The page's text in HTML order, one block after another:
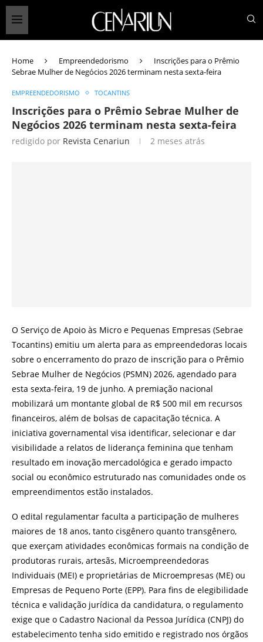
Home Empreendedorismo
Inscrições para o Prêmio
Sebrae Mulher de Negócios 2026 terminam nesta sexta-feira
EMPREENDEDORISMO TOCANTINS
Inscrições para o Prêmio Sebrae Mulher de
Negócios 2026 terminam nesta sexta-feira
redigido por Revista Cenariun 2 meses atrás
O Serviço de Apoio às Micro e Pequenas Empresas (Sebrae
Tocantins) emitiu um alerta para as empreendedoras locais
sobre o encerramento do prazo de inscrição para o Prêmio
Sebrae Mulher de Negócios (PSMN) 2026, agendado para
esta sexta-feira, 19 de junho. A premiação nacional
mobilizará um montante global de R$ 500 mil em recursos
financeiros, além de bolsas de capacitação técnica. A
iniciativa governamental visa identificar, selecionar e dar
visibilidade a relatos de liderança feminina que tenham
resultado em inovação mercadológica e gerado impacto
social ou econômico estruturado nas comunidades onde os
empreendimentos estão instalados.
O edital regulamentar faculta a participação de mulheres
maiores de 18 anos, tanto cisgênero quanto transgênero,
que exerçam atividades econômicas formais na condição de
produtoras rurais, artesãs, Microempreendedoras
Individuais (MEI) e proprietárias de Microempresas (ME) ou
Empresas de Pequeno Porte (EPP). Para fins de elegibilidade
técnica e validação jurídica da candidatura, o regulamento
exige que o Cadastro Nacional da Pessoa Jurídica (CNPJ) do
estabelecimento tenha sido emitido e registrado nos órgãos